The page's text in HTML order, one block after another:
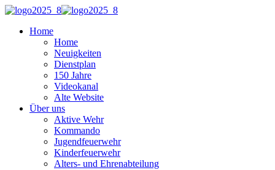
Home
Home
Neuigkeiten
Dienstplan
150 Jahre
Videokanal
Alte Website
Über uns
Aktive Wehr
Kommando
Jugendfeuerwehr
Kinderfeuerwehr
Alters- und Ehrenabteilung